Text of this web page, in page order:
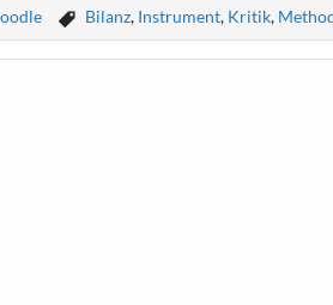
Bilanz, Instrument, Kritik,